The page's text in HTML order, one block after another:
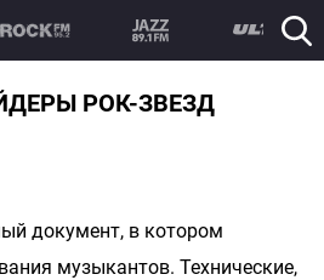
РОК-ЗВЕЗД
документ, в котором
музыкантов. Технические,